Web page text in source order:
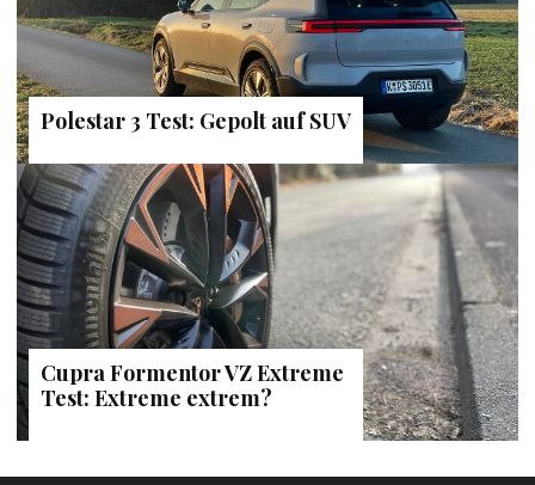
Polestar 3 Test: Gepolt auf SUV
Cupra Formentor VZ Extreme
Test: Extreme extrem?